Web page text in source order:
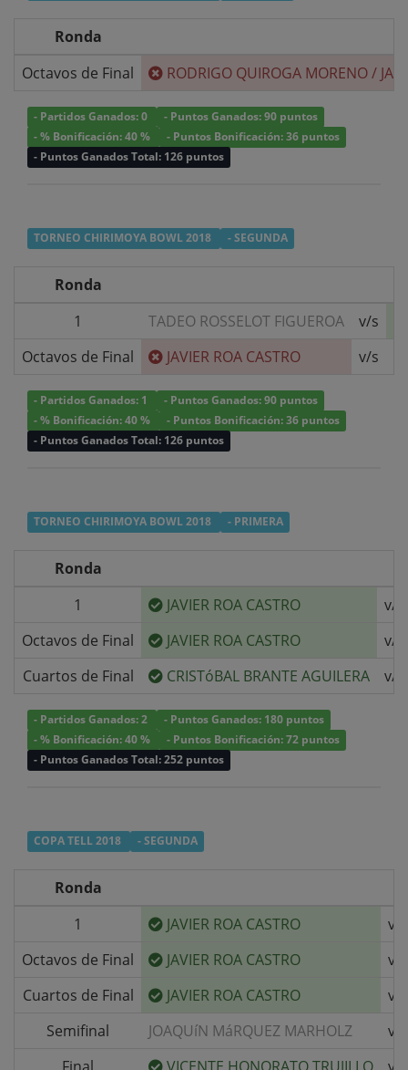
Ronda
Octavos de Final
RODRIGO QUIROGA MORENO/
- Partidos Ganados: 0
- Puntos Ganados: 90 puntos
- % Bonificación: 40 %
- Puntos Bonificación: 36 puntos
- Puntos Ganados Total: 126 puntos
TORNEO CHIRIMOYA BOWL 2018 - SEGUNDA
Ronda
1
TADEO ROSSELOT FIGUEROA
v/s
Octavos de Final
JAVIER ROA CASTRO v/s
- Partidos Ganados: 1
- Puntos Ganados: 90 puntos
- % Bonificación: 40 %
- Puntos Bonificación: 36 puntos
- Puntos Ganados Total: 126 puntos
TORNEO CHIRIMOYA BOWL 2018 - PRIMERA
Ronda
1
JAVIER ROA CASTRO
v/s
Octavos de Final
JAVIER ROA CASTRO
v/s
Cuartos de Final
CRISTóBAL BRANTE AGUILERA v/s
- Partidos Ganados: 2
- Puntos Ganados: 180 puntos
- % Bonificación: 40 %
- Puntos Bonificación: 72 puntos
- Puntos Ganados Total: 252 puntos
COPA TELL 2018 - SEGUNDA
Ronda
1
JAVIER ROA CASTRO
v/s
Octavos de Final
JAVIER ROA CASTRO
v/s
Cuartos de Final
JAVIER ROA CASTRO
v/s
Semifinal
JOAQUíN MáRQUEZ MARHOLZ
v/s